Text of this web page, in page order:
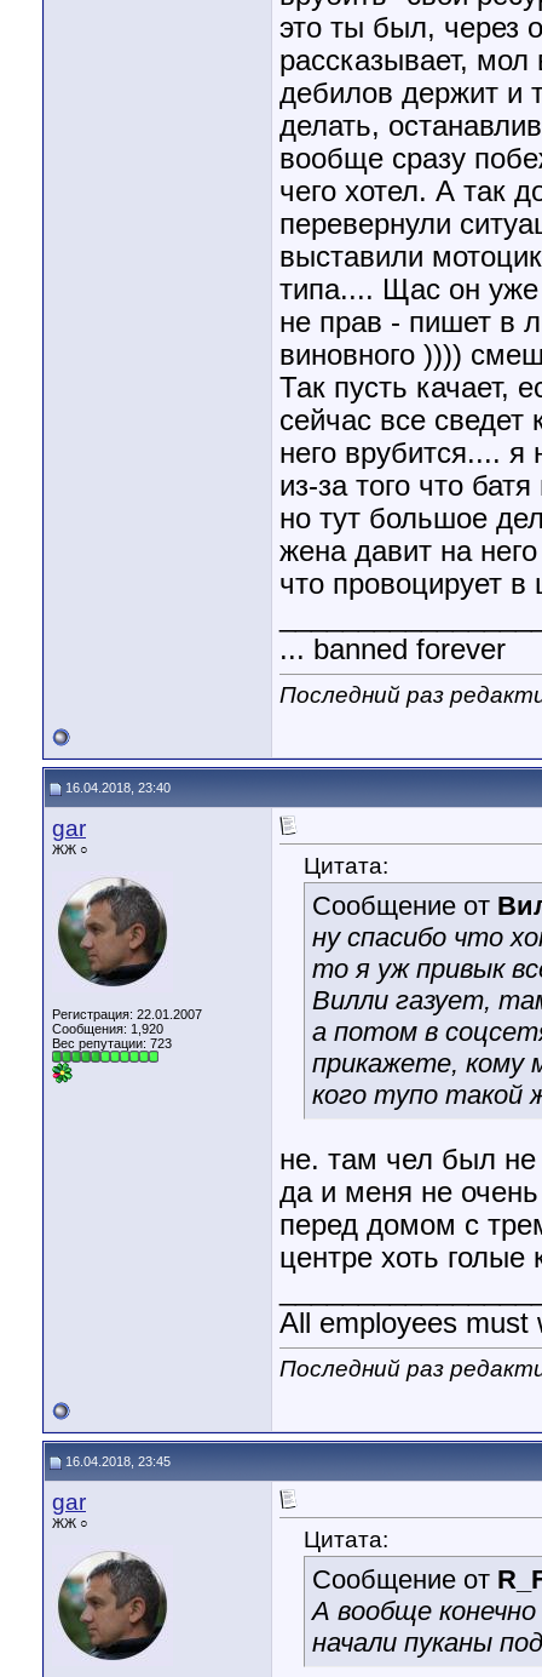
это ты был, через
рассказывает,
дебилов держит и
делать,
вообще сразу
чего хотел. А так
перевернули
выставили
типа.... Щас он уже
не прав - пишет в
виновного ))))
Так пусть качает,
сейчас все
него врубится....
из-за того что
но тут большое
жена давит на
что провоцирует
... banned forever
Последний раз
16.04.2018, 23:40
gar
ЖЖ ○
Регистрация: 22.01.2007
Сообщения: 1,920
Вес репутации: 723
Цитата:
Сообщение от
ну спасибо что
то я уж привык
Вилли газует,
а потом в
прикажете, кому
кого тупо такой
не. там чел был не
да и меня не очень
перед домом с
центре хоть голые
All employees must
Последний раз
16.04.2018, 23:45
gar
ЖЖ ○
Цитата:
Сообщение от
А вообще конечно
начали пуканы